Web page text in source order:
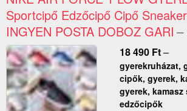
Sportcipő Edzőcipő Cipő
INGYEN POSTA DOBOZ GARI –
18 490 Ft–
gyerekruházat,
cipők, gyerek,
gyerek,
edzőcipők